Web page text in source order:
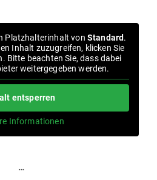
Platz­hal­ter­inhalt von Standard.
Inhalt zuzu­greifen, klicken Sie
Bitte beachten Sie, dass dabei
wei­ter­ge­geben werden.
ent­sperren
Infor­ma­tionen
…